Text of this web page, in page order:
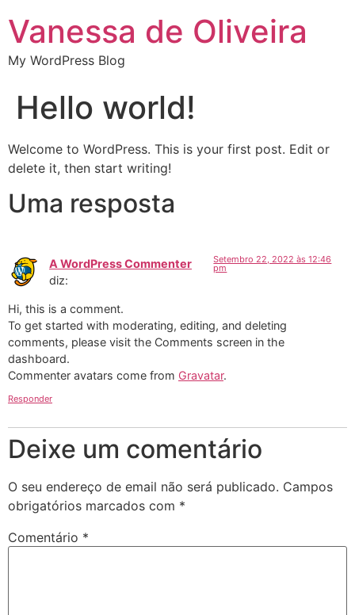
Vanessa de Oliveira
My WordPress Blog
Hello world!
Welcome to WordPress. This is your first post. Edit or
delete it, then start writing!
Uma resposta
A WordPress Commenter
diz:
Setembro 22, 2022 às 12:46
pm
Hi, this is a comment.
To get started with moderating, editing, and deleting
comments, please visit the Comments screen in the
dashboard.
Commenter avatars come from Gravatar.
Responder
Deixe um comentário
O seu endereço de email não será publicado. Campos
obrigatórios marcados com *
Comentário *